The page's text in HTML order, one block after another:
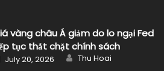
vàng châu Á giảm do lo ngại Fed
tục thắt chặt chính sách
Posted
on
July 20, 2026 Author
Thu Hoai